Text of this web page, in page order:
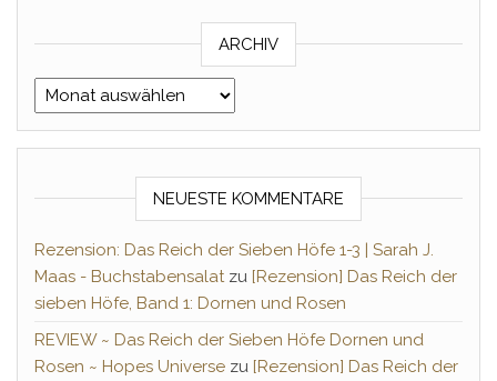
ARCHIV
Archiv
NEUESTE KOMMENTARE
Rezension: Das Reich der Sieben Höfe 1-3 | Sarah J.
Maas - Buchstabensalat zu [Rezension] Das Reich der
sieben Höfe, Band 1: Dornen und Rosen
REVIEW ~ Das Reich der Sieben Höfe Dornen und
Rosen ~ Hopes Universe zu [Rezension] Das Reich der